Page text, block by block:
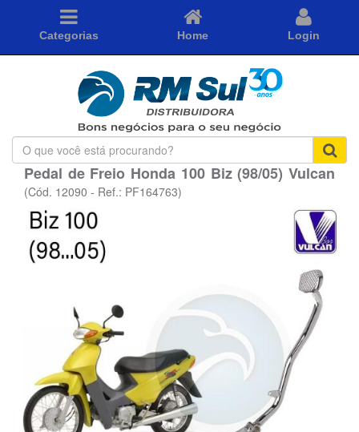
Categorias Home Login
O
que
você
está
procurando?
Pedal de Freio Honda 100 Biz (98/05) Vulcan
(Cód. 12090 - Ref.: PF164763)